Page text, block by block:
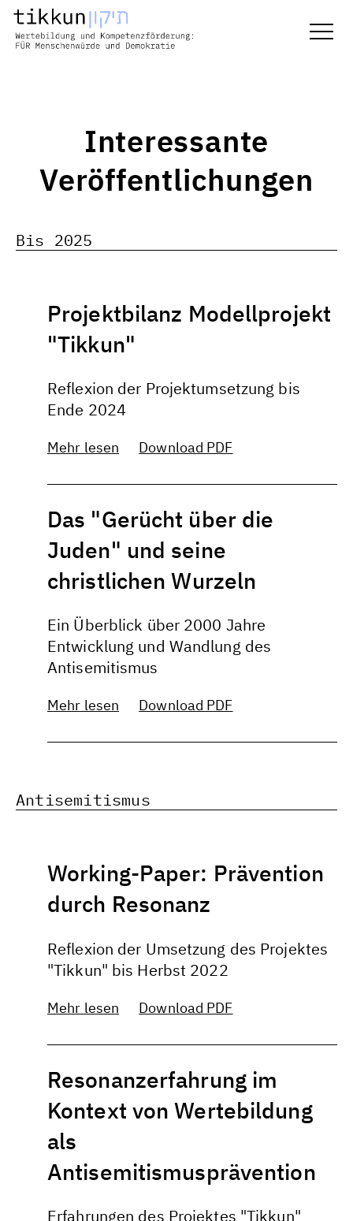
Interessante
Veröffentlichungen
Bis 2025
Projektbilanz Modellprojekt
"Tikkun"
Reflexion der Projektumsetzung bis
Ende 2024
Mehr lesen Download PDF
Das "Gerücht über die
Juden" und seine
christlichen Wurzeln
Ein Überblick über 2000 Jahre
Entwicklung und Wandlung des
Antisemitismus
Mehr lesen Download PDF
Antisemitismus
Working-Paper: Prävention
durch Resonanz
Reflexion der Umsetzung des Projektes
"Tikkun" bis Herbst 2022
Mehr lesen Download PDF
Resonanzerfahrung im
Kontext von Wertebildung
als
Antisemitismusprävention
Erfahrungen des Projektes "Tikkun"